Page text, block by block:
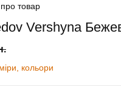
про товар
Vershyna
кольори